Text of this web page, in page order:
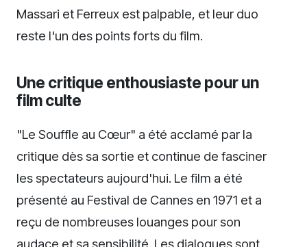
Massari et Ferreux est palpable, et leur duo
reste l'un des points forts du film.
Une critique enthousiaste pour un
film culte
"Le Souffle au Cœur" a été acclamé par la
critique dès sa sortie et continue de fasciner
les spectateurs aujourd'hui. Le film a été
présenté au Festival de Cannes en 1971 et a
reçu de nombreuses louanges pour son
audace et sa sensibilité. Les dialogues sont